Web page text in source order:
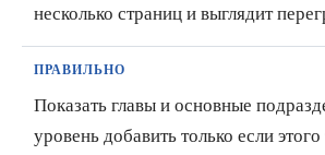
несколько страниц и выглядит
ПРАВИЛЬНО
Показать главы и основные
уровень добавить только если этого